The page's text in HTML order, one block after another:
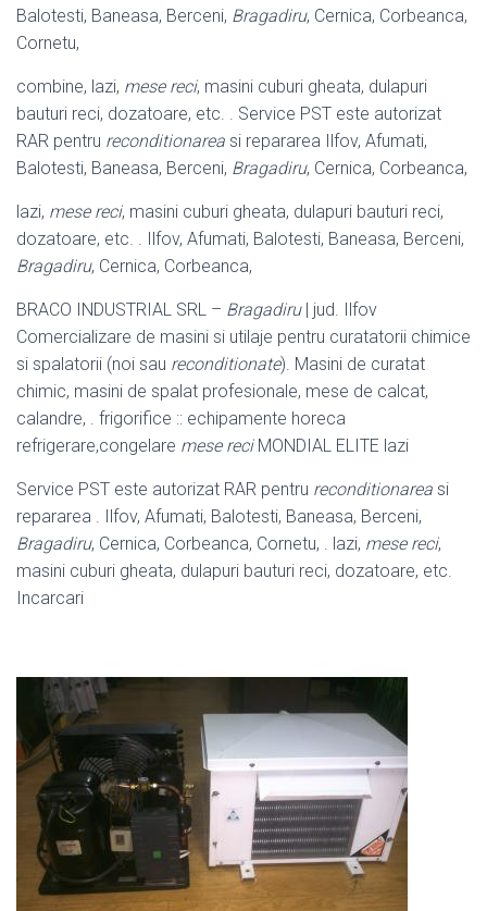
Balotesti, Baneasa, Berceni, Bragadiru, Cernica, Corbeanca,
Cornetu,
combine, lazi, mese reci, masini cuburi gheata, dulapuri
bauturi reci, dozatoare, etc. . Service PST este autorizat
RAR pentru reconditionarea si repararea Ilfov, Afumati,
Balotesti, Baneasa, Berceni, Bragadiru, Cernica, Corbeanca,
lazi, mese reci, masini cuburi gheata, dulapuri bauturi reci,
dozatoare, etc. . Ilfov, Afumati, Balotesti, Baneasa, Berceni,
Bragadiru, Cernica, Corbeanca,
BRACO INDUSTRIAL SRL – Bragadiru| jud. Ilfov
Comercializare de masini si utilaje pentru curatatorii chimice
si spalatorii (noi sau reconditionate). Masini de curatat
chimic, masini de spalat profesionale, mese de calcat,
calandre, . frigorifice :: echipamente horeca
refrigerare,congelare mese reciMONDIAL ELITE lazi
Service PST este autorizat RAR pentru reconditionarea si
repararea . Ilfov, Afumati, Balotesti, Baneasa, Berceni,
Bragadiru, Cernica, Corbeanca, Cornetu, . lazi, mese reci,
masini cuburi gheata, dulapuri bauturi reci, dozatoare, etc.
Incarcari